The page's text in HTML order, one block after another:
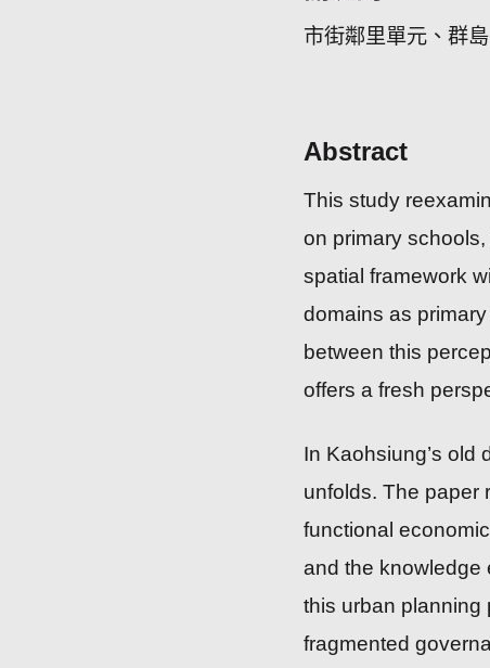
市街鄰里單元、群
Abstract
This study
on primary
spatial framework
domains as
between this
offers a fresh
In Kaohsiung’s old
unfolds. The paper
functional
and the knowledge
this urban planning
fragmented